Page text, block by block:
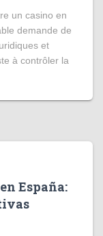
un casino en
demande de
et
à contrôler la
España: